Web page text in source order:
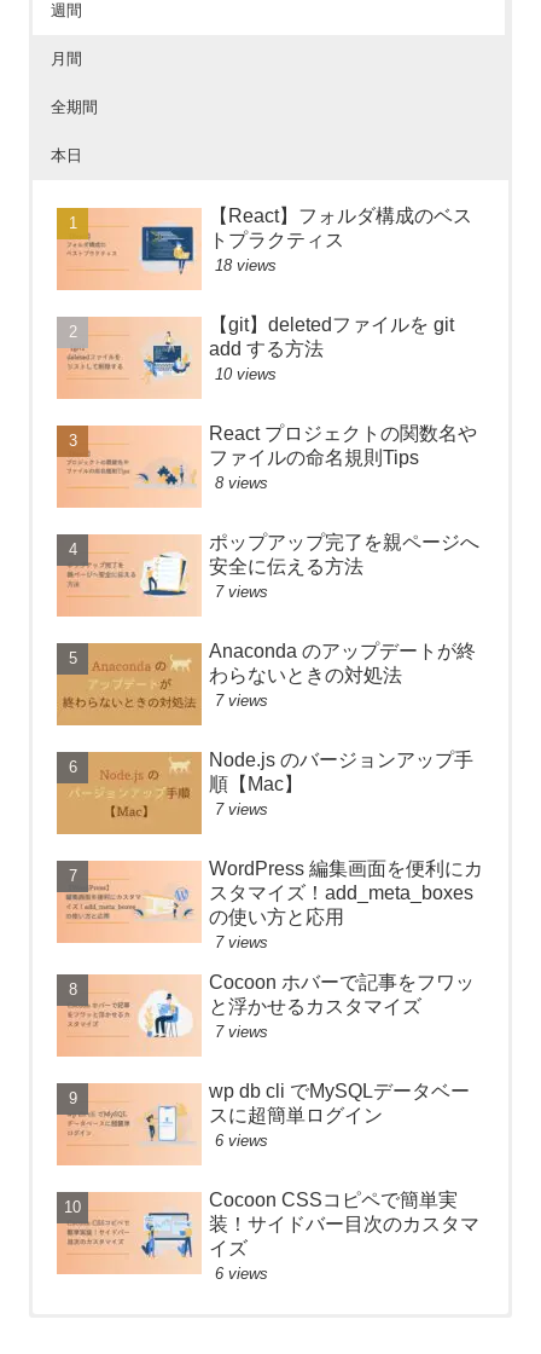
週間
月間
全期間
本日
【React】フォルダ構成のベス
トプラクティス
18 views
【git】deletedファイルを git
add する方法
10 views
React プロジェクトの関数名や
ファイルの命名規則Tips
8 views
ポップアップ完了を親ページへ
安全に伝える方法
7 views
Anaconda のアップデートが終
わらないときの対処法
7 views
Node.js のバージョンアップ手
順【Mac】
7 views
WordPress 編集画面を便利にカ
スタマイズ！add_meta_boxes
の使い方と応用
7 views
Cocoon ホバーで記事をフワッ
と浮かせるカスタマイズ
7 views
wp db cli でMySQLデータベー
スに超簡単ログイン
6 views
Cocoon CSSコピペで簡単実
装！サイドバー目次のカスタマ
イズ
6 views